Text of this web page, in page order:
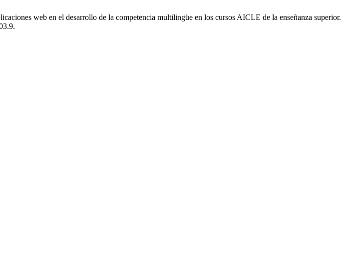
web en el desarrollo de la competencia multilingüe en los cursos AICLE de la enseñanza superior.